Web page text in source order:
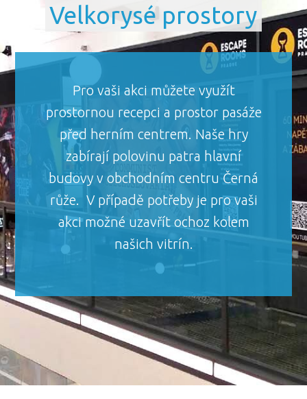
Velkorysé prostory
Pro vaši akci můžete využít
prostornou recepci a prostor pasáže
před herním centrem. Naše hry
zabírají polovinu patra hlavní
budovy v obchodním centru Černá
růže. V případě potřeby je pro vaši
akci možné uzavřít ochoz kolem
našich vitrín.